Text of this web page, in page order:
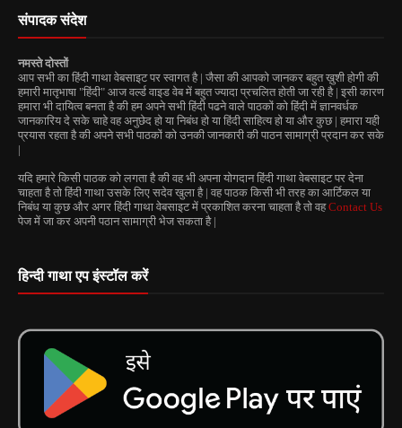
संपादक संदेश
नमस्ते दोस्तों
आप सभी का हिंदी गाथा वेबसाइट पर स्वागत है | जैसा की आपको जानकर बहुत ख़ुशी होगी की
हमारी मातृभाषा "हिंदी" आज वर्ल्ड वाइड वेब में बहुत ज्यादा प्रचलित होती जा रही है | इसी कारण
हमारा भी दायित्व बनता है की हम अपने सभी हिंदी पढने वाले पाठकों को हिंदी में ज्ञानवर्धक
जानकारिय दे सके चाहे वह अनुछेद हो या निबंध हो या हिंदी साहित्य हो या और कुछ | हमारा यही
प्रयास रहता है की अपने सभी पाठकों को उनकी जानकारी की पाठन सामाग्री प्रदान कर सके
|
यदि हमारे किसी पाठक को लगता है की वह भी अपना योगदान हिंदी गाथा वेबसाइट पर देना
चाहता है तो हिंदी गाथा उसके लिए सदेव खुला है | वह पाठक किसी भी तरह का आर्टिकल या
निबंध या कुछ और अगर हिंदी गाथा वेबसाइट में प्रकाशित करना चाहता है तो वहContact Us
पेज में जा कर अपनी पठान सामाग्री भेज सकता है |
हिन्दी गाथा एप इंस्टॉल करें